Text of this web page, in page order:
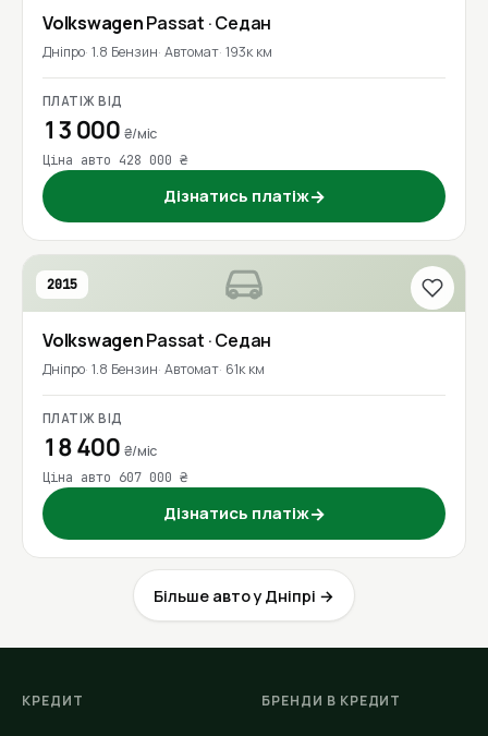
VolkswagenPassat · Седан
Дніпро 1.8 Бензин Автомат 193к км
ПЛАТІЖ ВІД
13 000 ₴/міс
Ціна авто 428 000 ₴
Дізнатись платіж→
2015
VolkswagenPassat · Седан
Дніпро 1.8 Бензин Автомат 61к км
ПЛАТІЖ ВІД
18 400 ₴/міс
Ціна авто 607 000 ₴
Дізнатись платіж→
Більше авто у Дніпрі →
КРЕДИТ БРЕНДИ В КРЕДИТ